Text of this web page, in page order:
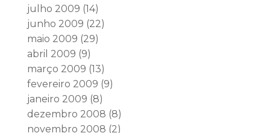
julho 2009 (14)
junho 2009 (22)
maio 2009 (29)
abril 2009 (9)
março 2009 (13)
fevereiro 2009 (9)
janeiro 2009 (8)
dezembro 2008 (8)
novembro 2008 (2)